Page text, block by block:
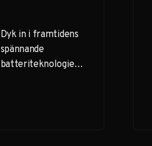
Dyk in i framtidens
spännande
batteriteknologier.